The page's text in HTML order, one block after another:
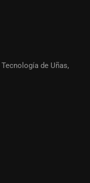
Tecnología de Uñas,